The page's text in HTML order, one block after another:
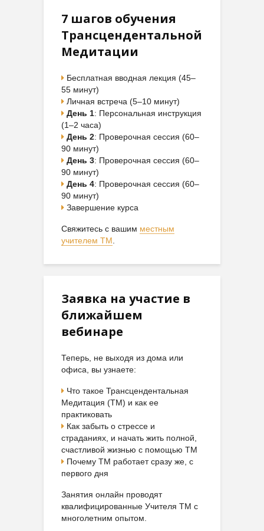
7 шагов обучения
Трансцендентальной
Медитации
Бесплатная вводная лекция (45–
55 минут)
Личная встреча (5–10 минут)
День 1: Персональная инструкция
(1–2 часа)
День 2: Проверочная сессия (60–
90 минут)
День 3: Проверочная сессия (60–
90 минут)
День 4: Проверочная сессия (60–
90 минут)
Завершение курса
Свяжитесь с вашим местным
учителем ТМ.
Заявка на участие в
ближайшем
вебинаре
Теперь, не выходя из дома или
офиса, вы узнаете:
Что такое Трансцендентальная
Медитация (ТМ) и как ее
практиковать
Как забыть о стрессе и
страданиях, и начать жить полной,
счастливой жизнью с помощью ТМ
Почему ТМ работает сразу же, с
первого дня
Занятия онлайн проводят
квалифицированные Учителя ТМ с
многолетним опытом.